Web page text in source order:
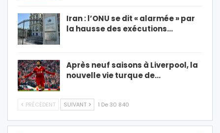
Iran : l’ONU se dit « alarmée » par
la hausse des exécutions…
Après neuf saisons à Liverpool, la
nouvelle vie turque de…
PRÉCÉDENT SUIVANT 1 De 30 840